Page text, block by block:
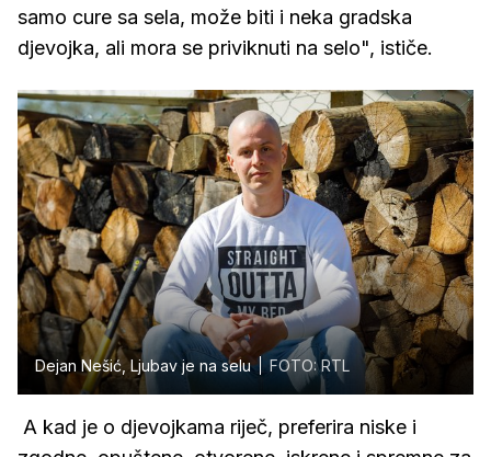
samo cure sa sela, može biti i neka gradska
djevojka, ali mora se priviknuti na selo", ističe.
Dejan Nešić, Ljubav je na selu FOTO: RTL
A kad je o djevojkama riječ, preferira niske i